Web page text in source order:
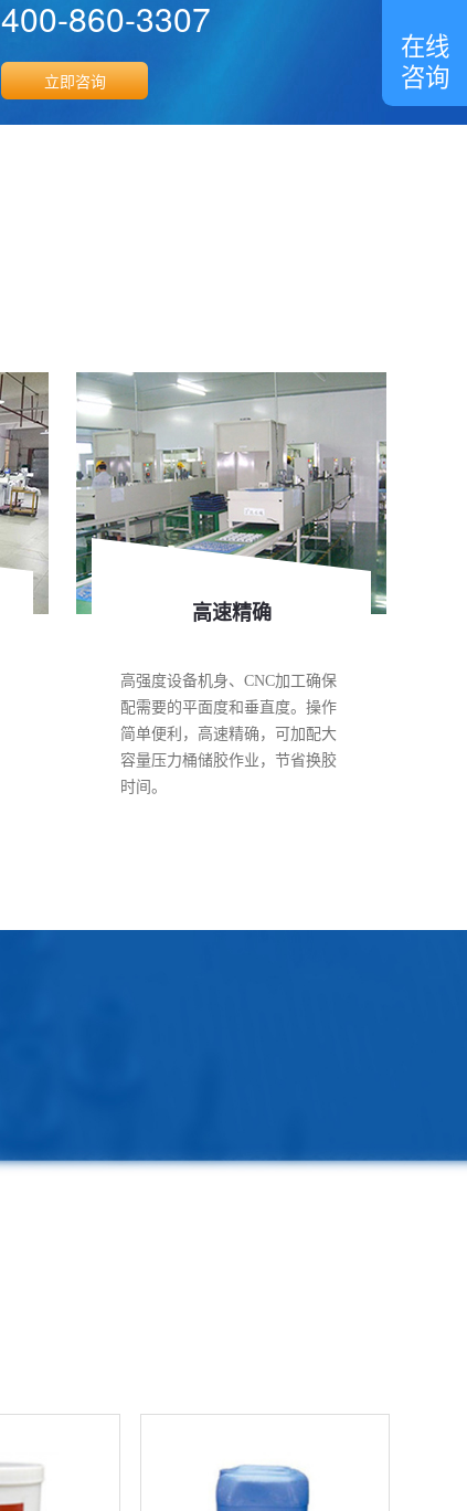
400-860-3307
立即咨询
高速精确
高强度设备机身、CNC加工确保
配需要的平面度和垂直度。操作
简单便利，高速精确，可加配大
容量压力桶储胶作业，节省换胶
时间。
客
服
在线
咨询